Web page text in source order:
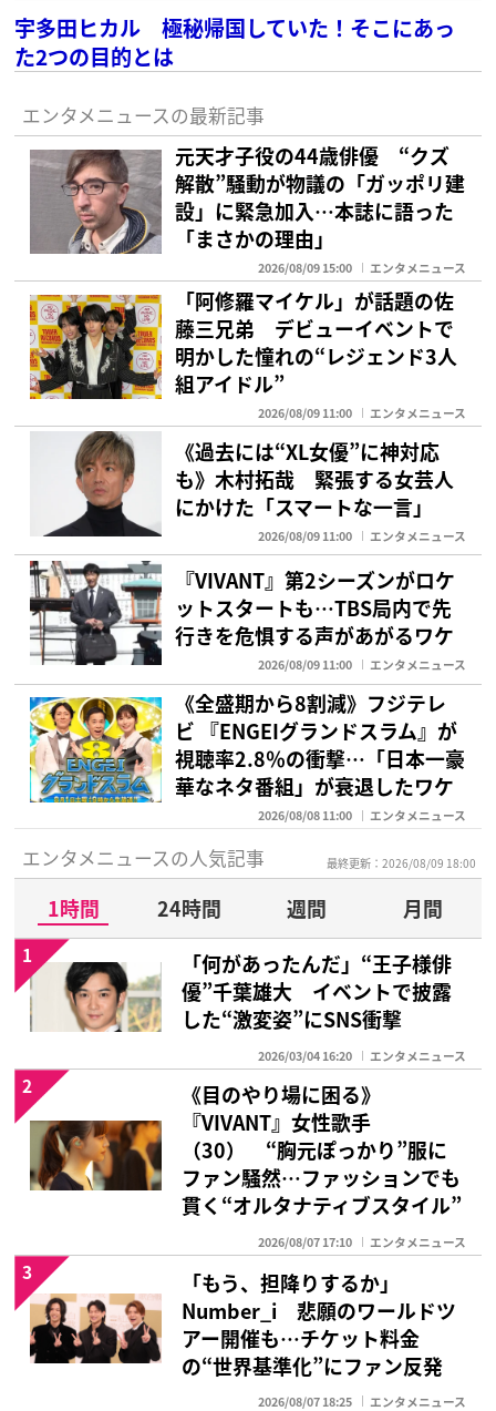
宇多田ヒカル 極秘帰国していた！そこにあっ
た2つの目的とは
エンタメニュースの最新記事
元天才子役の44歳俳優 “クズ
解散”騒動が物議の「ガッポリ建
設」に緊急加入…本誌に語った
「まさかの理由」
2026/08/09 15:00 エンタメニュース
「阿修羅マイケル」が話題の佐
藤三兄弟 デビューイベントで
明かした憧れの“レジェンド3人
組アイドル”
2026/08/09 11:00 エンタメニュース
《過去には“XL女優”に神対応
も》木村拓哉 緊張する女芸人
にかけた「スマートな一言」
2026/08/09 11:00 エンタメニュース
『VIVANT』第2シーズンがロケ
ットスタートも…TBS局内で先
行きを危惧する声があがるワケ
2026/08/09 11:00 エンタメニュース
《全盛期から8割減》フジテレ
ビ 『ENGEIグランドスラム』が
視聴率2.8％の衝撃…「日本一豪
華なネタ番組」が衰退したワケ
2026/08/08 11:00 エンタメニュース
エンタメニュースの人気記事 最終更新：2026/08/09 18:00
1時間 24時間 週間
月間
「何があったんだ」“王子様俳
優”千葉雄大 イベントで披露
した“激変姿”にSNS衝撃
2026/03/04 16:20 エンタメニュース
1
《目のやり場に困る》
『VIVANT』女性歌手
（30） “胸元ぽっかり”服に
ファン騒然…ファッションでも
貫く“オルタナティブスタイル”
2026/08/07 17:10 エンタメニュース
2
「もう、担降りするか」
Number_i 悲願のワールドツ
アー開催も…チケット料金
の“世界基準化”にファン反発
2026/08/07 18:25 エンタメニュース
3